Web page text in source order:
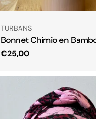
Taper:
TURBANS
Bonnet Chimio en
Prix
habituel
€25,00